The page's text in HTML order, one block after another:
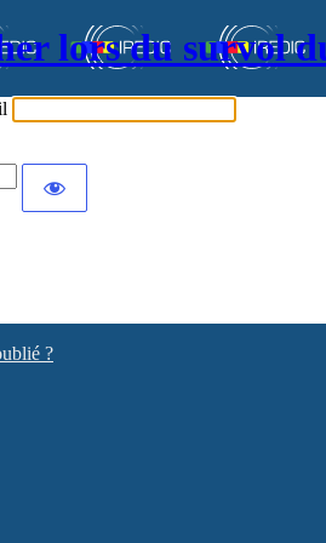
lors du survol
?